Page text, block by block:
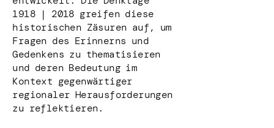
1918 | 2018 greifen diese
historischen Zäsuren auf, um
Fragen des Erinnerns und
Gedenkens zu thematisieren
und deren Bedeutung im
Kontext gegenwärtiger
regionaler Herausforderungen
zu reflektieren.